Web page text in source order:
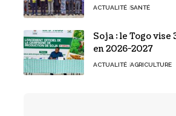
ACTUALITÉ SANTÉ
Soja : le Togo
en 2026-2027
ACTUALITÉ AGRICULTURE